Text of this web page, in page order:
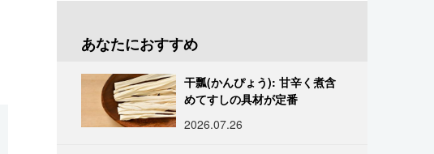
あなたにおすすめ
干瓢(かんぴょう): 甘辛く煮含
めてすしの具材が定番
2026.07.26